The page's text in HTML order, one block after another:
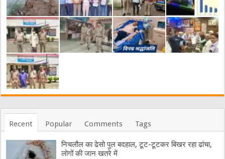
Recent Popular Comments Tags
निचलौल का ढेसो पुल बदहाल, टूट-टूटकर बिखर रहा ढांचा,
लोगों की जान खतरे में